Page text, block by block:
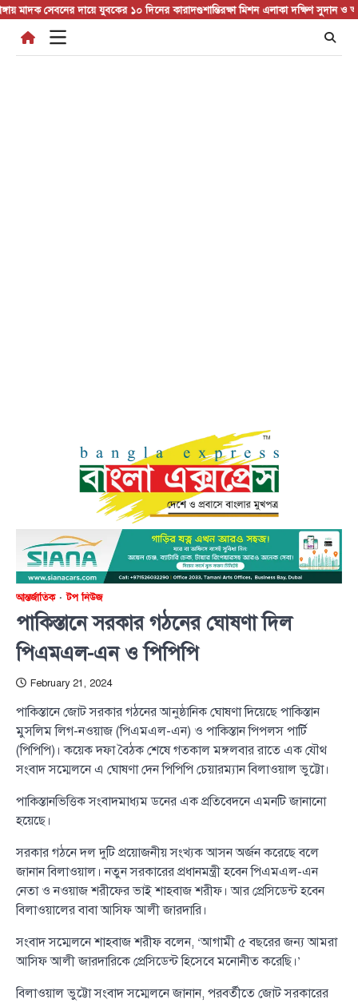
Skip
content
সেবনের দায়ে যুবকের ১০ দিনের কারাদণ্ডশান্তিরক্ষা মিশন এলাকা দক্ষিণ সুদান ও আবেই
আন্তর্জাতিক টপ নিউজ
পাকিস্তানে সরকার গঠনের ঘোষণা দিল
পিএমএল-এন ও পিপিপি
February 21, 2024
পাকিস্তানে জোট সরকার গঠনের আনুষ্ঠানিক ঘোষণা দিয়েছে পাকিস্তান
মুসলিম লিগ-নওয়াজ (পিএমএল-এন) ও পাকিস্তান পিপলস পার্টি
(পিপিপি)। কয়েক দফা বৈঠক শেষে গতকাল মঙ্গলবার রাতে এক যৌথ
সংবাদ সম্মেলনে এ ঘোষণা দেন পিপিপি চেয়ারম্যান বিলাওয়াল ভুট্টো।
পাকিস্তানভিত্তিক সংবাদমাধ্যম ডনের এক প্রতিবেদনে এমনটি জানানো
হয়েছে।
সরকার গঠনে দল দুটি প্রয়োজনীয় সংখ্যক আসন অর্জন করেছে বলে
জানান বিলাওয়াল। নতুন সরকারের প্রধানমন্ত্রী হবেন পিএমএল-এন
নেতা ও নওয়াজ শরীফের ভাই শাহবাজ শরীফ। আর প্রেসিডেন্ট হবেন
বিলাওয়ালের বাবা আসিফ আলী জারদারি।
সংবাদ সম্মেলনে শাহবাজ শরীফ বলেন, ‘আগামী ৫ বছরের জন্য আমরা
আসিফ আলী জারদারিকে প্রেসিডেন্ট হিসেবে মনোনীত করেছি।’
বিলাওয়াল ভুট্টো সংবাদ সম্মেলনে জানান, পরবর্তীতে জোট সরকারের